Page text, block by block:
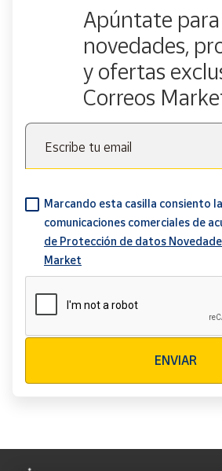
Apúntate
novedades,
y ofertas
Correos
Escribe tu email
Marcando esta casilla consiento
comunicaciones comerciales de
de Protección de datos
Market
ENVIAR